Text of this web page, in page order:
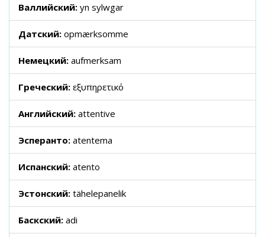
Валлийский: yn sylwgar
Датский: opmærksomme
Немецкий: aufmerksam
Греческий: εξυπηρετικό
Английский: attentive
Эсперанто: atentema
Испанский: atento
Эстонский: tähelepanelik
Баскский: adi